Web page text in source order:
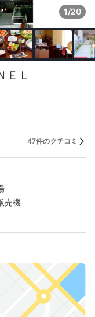
1/20
Ｌ
47件のクチコミ
売機